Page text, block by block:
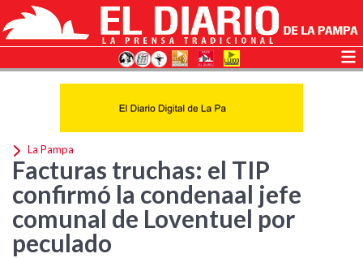
La Pampa
Facturas truchas: el TIP
confirmó la condenaal jefe
comunal de Loventuel por
peculado